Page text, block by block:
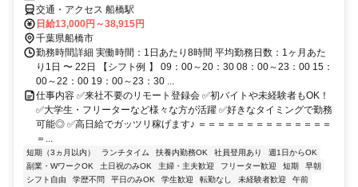
交通・アクセス 船橋駅
日給13,000円～38,915円
千葉県船橋市
勤務時間詳細 実働時間：1日あたり8時間 平均勤務日数：1ヶ月あた
り1日 〜 22日 【シフト例 】 09：00～20：30 08：00～23：00 15：
00～22：00 19：00～23：30 ...
仕事内容 ✅来社不要のリモート登録会 ✅初バイトや未経験者もOK！
✅大学生・フリーターなど様々な方が活躍 ✅好きなタイミングで勤務
可能◎ ✅高日給でガッツリ稼げます♪ ＝＝＝＝＝＝＝＝＝＝＝＝＝＝
＝...
短期（3ヵ月以内） ランチタイム 扶養内勤務OK 社員登用あり
週1日からOK
副業・WワークOK
土日祝のみOK 主婦・主夫歓迎 フリーター歓迎 短期
早朝
シフト自由
学歴不問 平日のみOK 学生歓迎 転勤なし 未経験者歓迎
午前